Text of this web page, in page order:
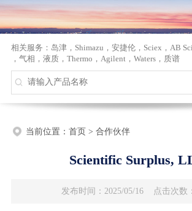
相关服务： 岛津， Shimazu ， 安捷伦， Sciex ， AB
， 气相 ， 液质， Thermo ， Agilent ， Waters， 质谱
当前位置： 首页> 合作伙伴
Scientific Surplus,
发布时间：2025/05/16 点击次数